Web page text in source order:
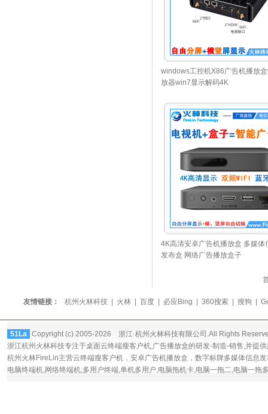
windows工控机X86广告机播放
放器win7显示解码4K
4K高清安卓广告机播放盒 多媒体
发布盒 网络广告播放盒子
友情链接： 杭州火林科技 火林 百度 必应Bing 360搜索 搜狗
51La Copyright (c) 2005-2026 浙江·杭州火林科技有限公司.All Rights
浙江杭州火林科技专注于桌面云终端瘦客户机,广告播放盒的研发-制造-销售,并提
杭州火林FireLin主营云终端瘦客户机， 安卓广告机播放盒 ，数字标牌多媒体信息
电脑终端机,网络终端机,多用户终端,单机多用户,电脑拖机卡,电脑一拖二,电脑一拖